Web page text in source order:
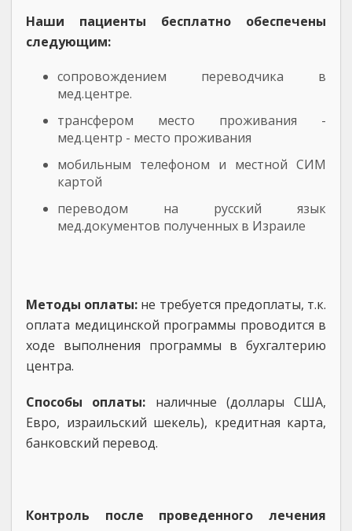
Наши пациенты бесплатно обеспечены
следующим:
сопровождением переводчика в
мед.центре.
трансфером место проживания -
мед.центр - место проживания
мобильным телефоном и местной СИМ
картой
переводом на русский язык
мед.документов полученных в Израиле
Методы оплаты: не требуется предоплаты, т.к.
оплата медицинской программы проводится в
ходе выполнения программы в бухгалтерию
центра.
Способы оплаты: наличные (доллары США,
Евро, израильский шекель), кредитная карта,
банковский перевод.
Контроль после проведенного лечения